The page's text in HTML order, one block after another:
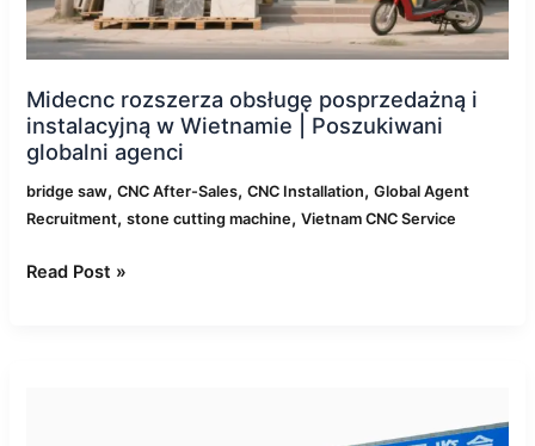
Midecnc rozszerza obsługę posprzedażną i
instalacyjną w Wietnamie | Poszukiwani
globalni agenci
bridge saw,CNC After-Sales,CNC Installation,Global Agent
Recruitment,stone cutting machine,Vietnam CNC Service
Read Post »